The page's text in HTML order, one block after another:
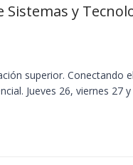
y
superior. Conectando
Jueves 26, viernes 27